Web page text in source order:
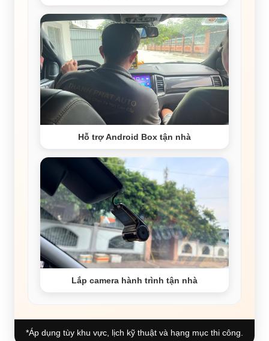
Hỗ trợ Android Box tận nhà
Lắp camera hành trình tận nhà
*Áp dụng tùy khu vực, lịch kỹ thuật và hạng mục thi công.